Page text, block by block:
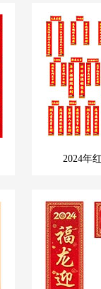
2024年